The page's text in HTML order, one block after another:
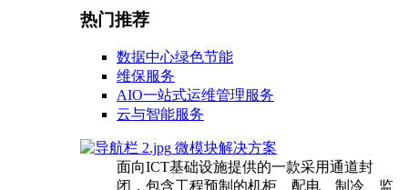
热门推荐
数据中心绿色节能
维保服务
AIO一站式运维管理服务
云与智能服务
微模块解决方案
面向ICT基础设施提供的一款采用通道封
闭，包含工程预制的机柜、配电、制冷、监